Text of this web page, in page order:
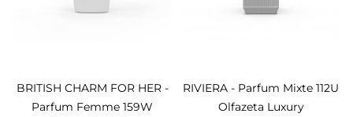
BRITISH CHARM FOR HER -
Parfum Femme 159W
RIVIERA - Parfum Mixte 112U
Olfazeta Luxury